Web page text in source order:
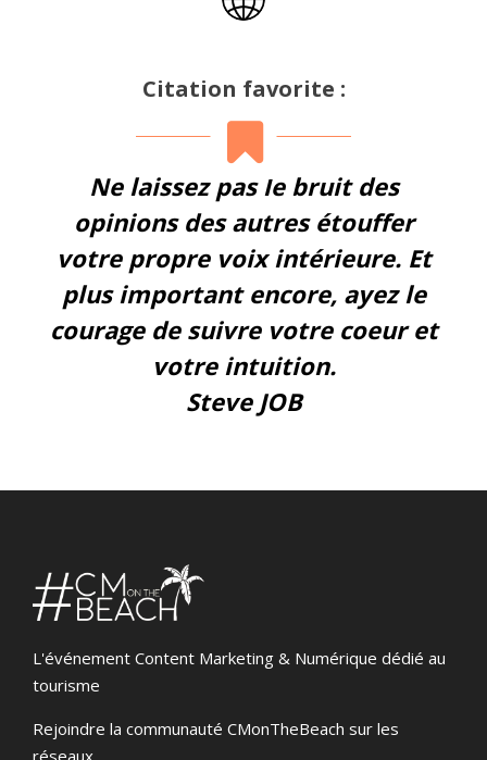
Citation favorite :
Ne laissez pas le bruit des
opinions des autres étouffer
votre propre voix intérieure. Et
plus important encore, ayez le
courage de suivre votre coeur et
votre intuition.
Steve JOB
L'événement Content Marketing & Numérique dédié au
tourisme
Rejoindre la communauté CMonTheBeach sur les
réseaux.